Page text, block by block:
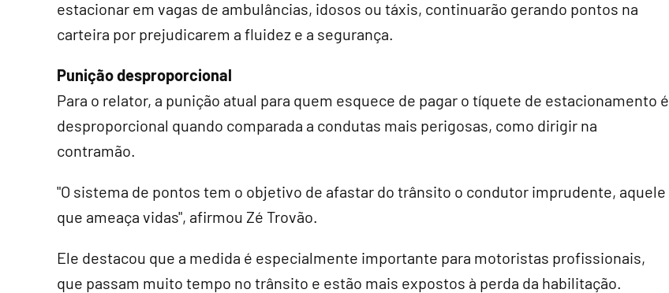
estacionar em vagas de ambulâncias, idosos ou táxis, continuarão gerando pontos na
carteira por prejudicarem a fluidez e a segurança.
Punição desproporcional
Para o relator, a punição atual para quem esquece de pagar o tíquete de estacionamento é
desproporcional quando comparada a condutas mais perigosas, como dirigir na
contramão.
"O sistema de pontos tem o objetivo de afastar do trânsito o condutor imprudente, aquele
que ameaça vidas", afirmou Zé Trovão.
Ele destacou que a medida é especialmente importante para motoristas profissionais,
que passam muito tempo no trânsito e estão mais expostos à perda da habilitação.